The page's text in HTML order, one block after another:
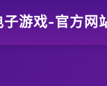
子游戏-官方网